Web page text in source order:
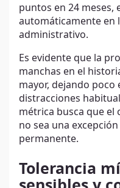
puntos en 24 meses,
automáticamente en
administrativo.
Es evidente que la
manchas en el
mayor, dejando poco
distracciones
métrica busca que
no sea una
permanente.
Tolerancia